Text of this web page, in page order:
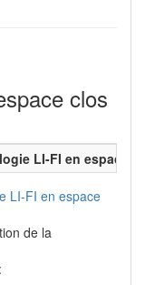
clos
LI-FI en espace
de la
: